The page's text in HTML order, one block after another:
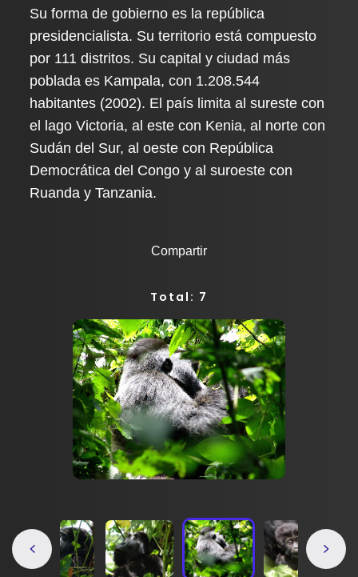
Su forma de gobierno es la república
presidencialista. Su territorio está compuesto
por 111 distritos. Su capital y ciudad más
poblada es Kampala, con 1.208.544
habitantes (2002). El país limita al sureste con
el lago Victoria, al este con Kenia, al norte con
Sudán del Sur, al oeste con República
Democrática del Congo y al suroeste con
Ruanda y Tanzania.
Compartir
Total: 7